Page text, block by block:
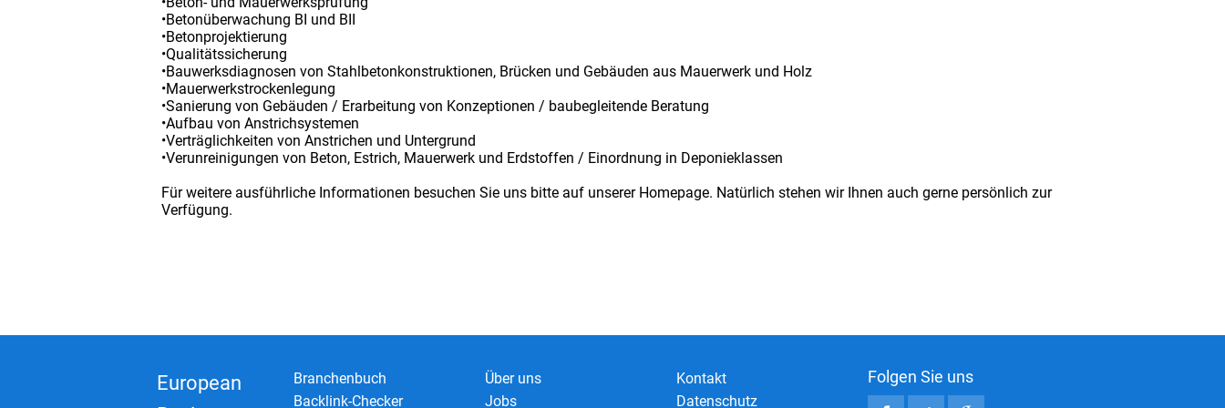
•Betonüberwachung BI und BII
•Betonprojektierung
•Qualitätssicherung
•Bauwerksdiagnosen von Stahlbetonkonstruktionen, Brücken und Gebäuden aus Mauerwerk und Holz
•Mauerwerkstrockenlegung
•Sanierung von Gebäuden / Erarbeitung von Konzeptionen / baubegleitende Beratung
•Aufbau von Anstrichsystemen
•Verträglichkeiten von Anstrichen und Untergrund
•Verunreinigungen von Beton, Estrich, Mauerwerk und Erdstoffen / Einordnung in Deponieklassen
Für weitere ausführliche Informationen besuchen Sie uns bitte auf unserer Homepage. Natürlich stehen wir Ihnen auch gerne persönlich zur
Verfügung.
European
Branchenbuch
Backlink-Checker
Über uns
Jobs
Kontakt
Datenschutz
Folgen Sie uns